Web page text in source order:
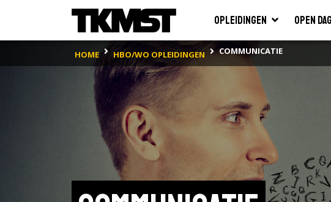
Opleidingen Open
HOME HBO/WO OPLEIDINGEN COMMUNICATIE